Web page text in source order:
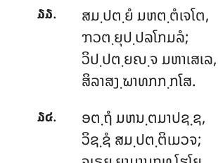
໓໓. ສມ຺ປຕ຺ຍໍມຫຕ຺ຕໍເຈໂຕ,
ຠວຕ຺ຍຸປ຺ປລໂກມລໍ;
ວິປ຺ປຕ຺ຍຎ຺ຈ ມຫາເສເລ,
ສິລາສງ຺ຆາທກກ຺ກໂສ.
໓໔.
ອຕ຺ຖໍ ມຫນ຺ຕມາປຊ຺ຊ,
ວິຊ຺ຊໍ ສມ຺ປຕ຺ຕິເມວຈ;